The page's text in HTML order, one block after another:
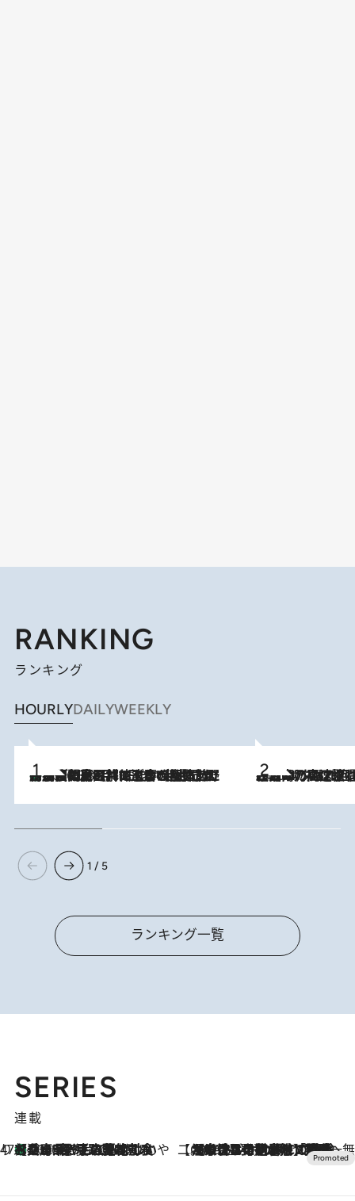
RANKING
ランキング
HOURLYDAILYWEEKLY
2026.8.8
「最後に見られてよかった」上野動物園の東園パンダ舎が解体前に特別公開。8月16日まで延長されたパネル展と共に辿る“半世紀”のパンダ飼育《解体工事の図面あり》 2026.8.7
「湘南乃風に憧れて」観客大盛上がりの“タオル回し”に、ラッパー顔負けの高速歌唱まで…さだまさし（74）のアグレッシブすぎる現在地
1 / 5
ランキング一覧
SERIES
連載
47都道府県の手みやげ ひんやりスイーツで夏を満喫
2026.8.8
【兵庫県】この夏絶対食べたい 冷やしておいしいおやつ3選 淡路島の恵みをジェラートに集約 【CREA×星野リゾート】唯一無二。癒しと発見が待つ場所へ
2026.8.7
【トンボの足水浴】ヒノキの香りに包まれて涼感マックス！約13℃の湧水かけ流しを避暑地「星野温泉 トンボの湯」で体験